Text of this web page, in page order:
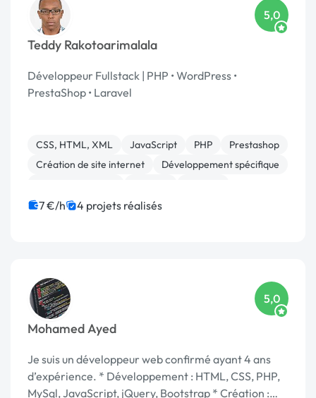
Teddy Rakotoarimalala
5,0
Développeur Fullstack | PHP • WordPress •
PrestaShop • Laravel
CSS, HTML, XML JavaScript PHP
Prestashop
Création de site internet
Développement spécifique
Application mobile
7 €/h 4 projets réalisés
Mohamed Ayed
5,0
Je suis un développeur web confirmé ayant 4 ans
d’expérience. * Développement : HTML, CSS, PHP,
MySql, JavaScript, jQuery, Bootstrap * Création :